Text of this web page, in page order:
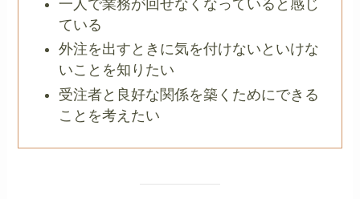
一人で業務が回せなくなっていると感じ
ている
外注を出すときに気を付けないといけな
いことを知りたい
受注者と良好な関係を築くためにできる
ことを考えたい